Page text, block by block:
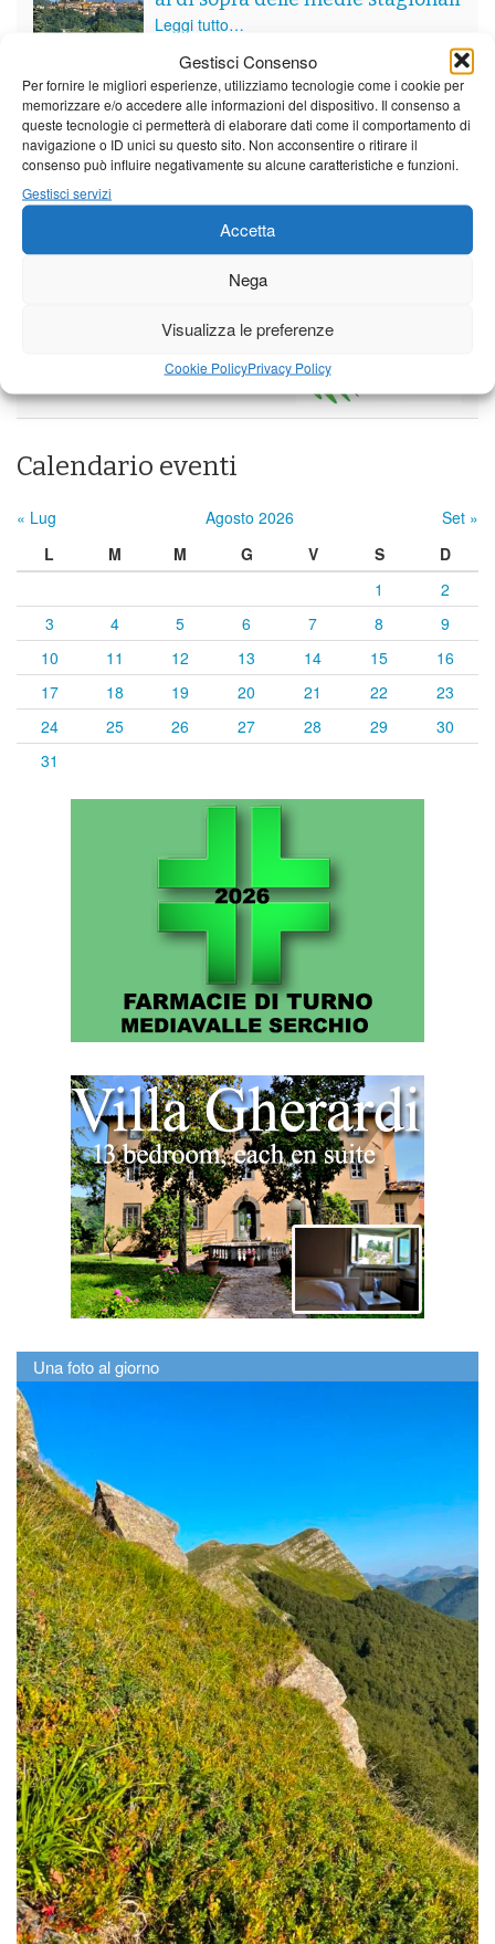
Gestisci Consenso
Per fornire le migliori esperienze, utilizziamo tecnologie come i cookie per
memorizzare e/o accedere alle informazioni del dispositivo. Il consenso a
queste tecnologie ci permetterà di elaborare dati come il comportamento di
navigazione o ID unici su questo sito. Non acconsentire o ritirare il
consenso può influire negativamente su alcune caratteristiche e funzioni.
Gestisci servizi
Accetta
Nega
Visualizza le preferenze
Cookie PolicyPrivacy Policy
Leggi tutto…
Giovedì Venerdì
Borgo a Mozzano
24°C|38°C 21°C|37°C 21°C
|35°C
Castelnuovo Garfagnana
Previsioni a cura di:
Calendario eventi
« Lug Agosto 2026
Set »
L
M M G V S
D
1
2
3
4 5 6 7 8
9
10
11 12 13 14 15
16
17
18 19 20 21 22
23
24
25 26 27 28 29
30
31
Una foto al giorno